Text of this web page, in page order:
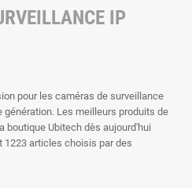
IP
pour les caméras de surveillance
génération. Les meilleurs produits de
boutique Ubitech dès aujourd'hui
1223 articles choisis par des